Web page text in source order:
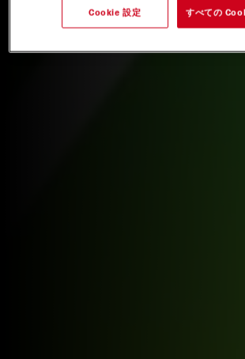
Cookie 設定 すべての